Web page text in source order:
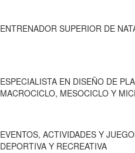
ENTRENADOR SUPERIOR DE
ESPECIALISTA EN DISEÑO DE
MACROCICLO, MESOCICLO Y
EVENTOS, ACTIVIDADES Y
DEPORTIVA Y RECREATIVA